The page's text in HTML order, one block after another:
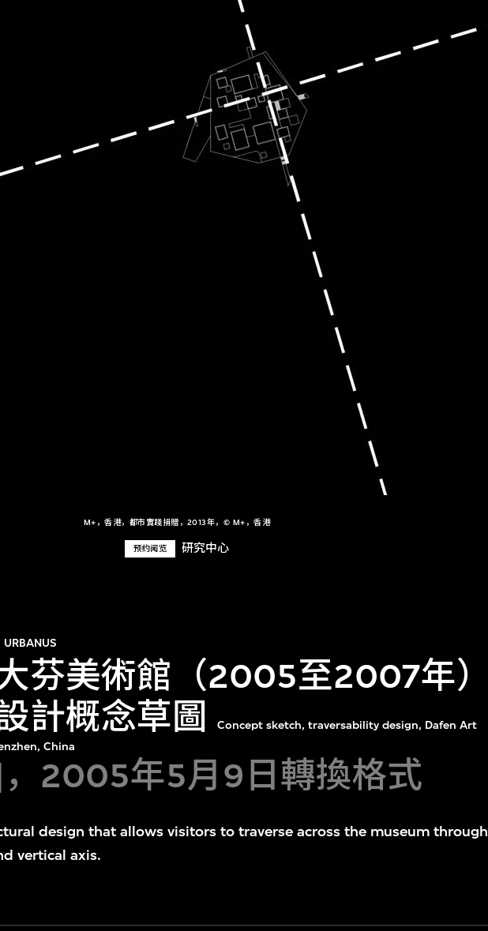
M+，香港，都市實踐捐贈，2013年，© M+，香港
预约阅览 研究中心
URBANUS
芬美術館（2005至2007年）
計概念草圖
Concept sketch, traversability design, Dafen Art
China
2005年5月9日轉換格式
design that allows visitors to traverse across the museum through
vertical axis.